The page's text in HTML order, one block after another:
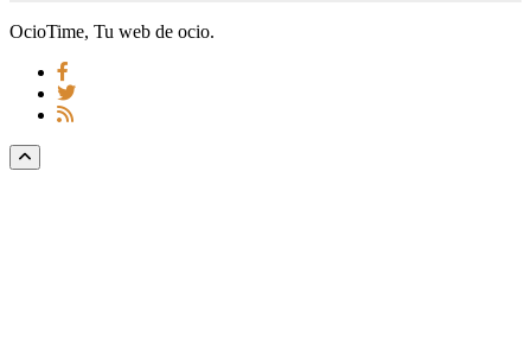
OcioTime, Tu web de ocio.